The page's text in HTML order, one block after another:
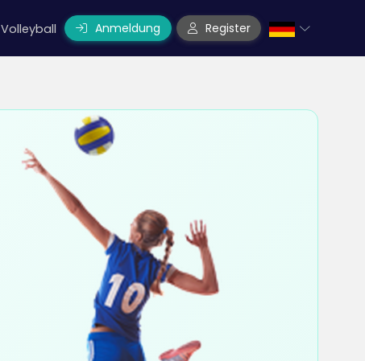
Volleyball Anmeldung Register